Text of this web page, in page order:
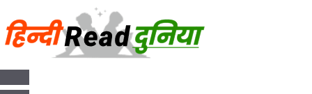
संचालन